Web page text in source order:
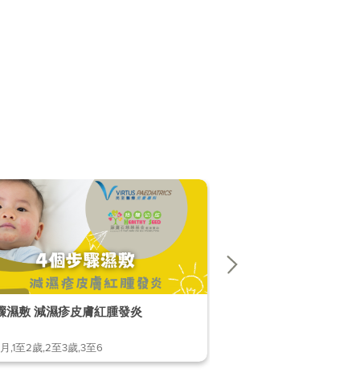
4個步驟濕敷 減濕疹皮膚紅腫發炎
,1至2歲,2至3歲,3至6